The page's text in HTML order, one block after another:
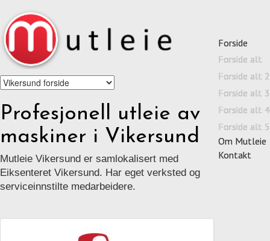
Forside
Forside alt
Forside alt 2
Forside alt 3
Forside alt 4
Forside alt 5
Om Mutleie
Kontakt
Profesjonell utleie av
maskiner i Vikersund
Mutleie Vikersund er samlokalisert med
Eiksenteret Vikersund. Har eget verksted og
serviceinnstilte medarbeidere.